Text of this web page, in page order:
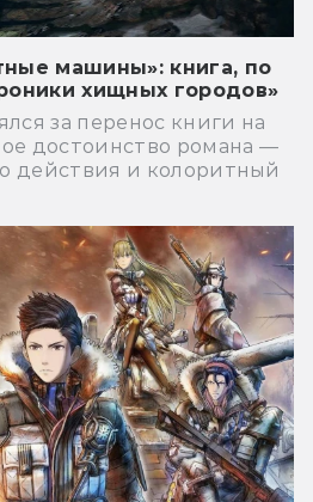
машины»: книга, по
хищных городов»
за перенос книги на
достоинство романа —
действия и колоритный